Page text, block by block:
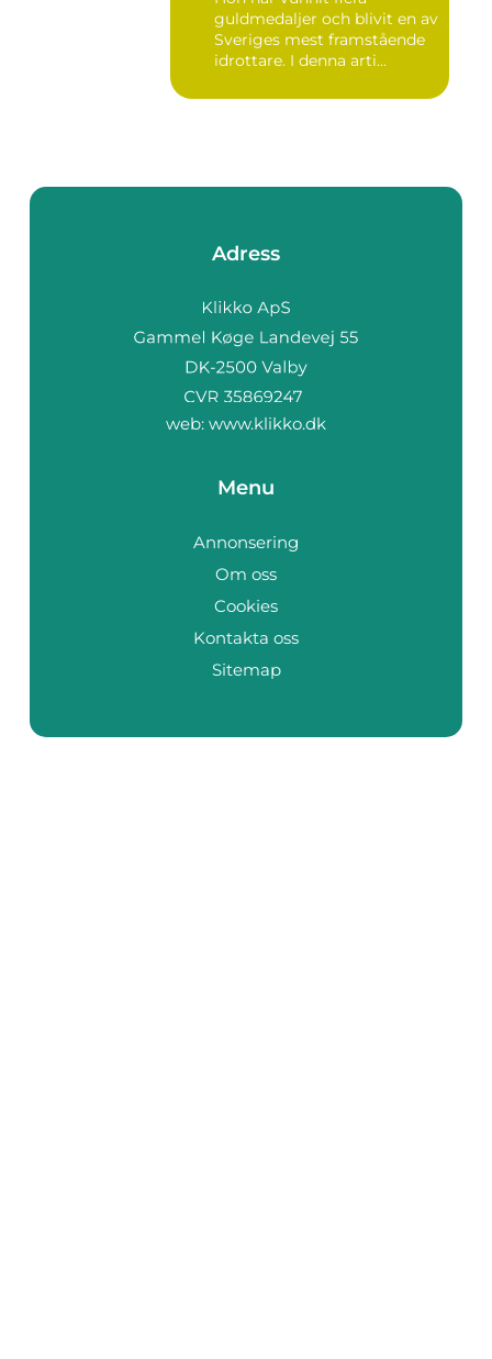
guldmedaljer och blivit en av
Sveriges mest framstående
idrottare. I denna arti...
Adress
web: www.klikko.dk
Menu
Annonsering
Om oss
Cookies
Kontakta oss
Sitemap